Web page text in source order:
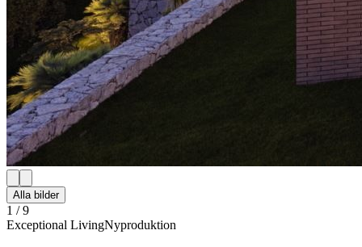
Alla bilder
1 /9
Exceptional LivingNyproduktion